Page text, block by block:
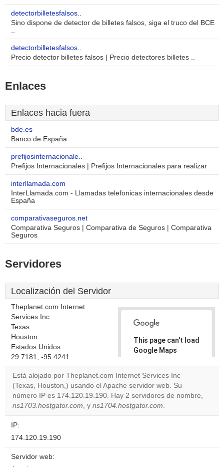
detectorbilletesfalsos..
Sino dispone de detector de billetes falsos, siga el truco del BCE
..
detectorbilletesfalsos..
Precio detector billetes falsos | Precio detectores billetes ..
Enlaces
Enlaces hacia fuera
bde.es
Banco de España
prefijosinternacionale..
Prefijos Internacionales | Prefijos Internacionales para realizar
interllamada.com
InterLlamada.com - Llamadas telefonicas internacionales desde
España
comparativaseguros.net
Comparativa Seguros | Comparativa de Seguros | Comparativa
Seguros
Servidores
Localización del Servidor
Theplanet.com Internet
Services Inc.
Texas
Houston
Estados Unidos
29.7181, -95.4241
This page can't load
Google Maps
Do you
website?
Está alojado por Theplanet.com Internet Services Inc
(Texas, Houston,) usando el Apache servidor web. Su
número IP es 174.120.19.190. Hay 2 servidores de nombre,
ns1703.hostgator.com, y ns1704.hostgator.com.
IP:
174.120.19.190
Servidor web: